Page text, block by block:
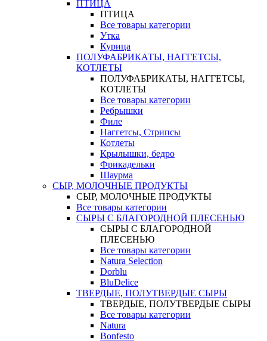
ПТИЦА
ПТИЦА
Все товары категории
Утка
Курица
ПОЛУФАБРИКАТЫ, НАГГЕТСЫ,
КОТЛЕТЫ
ПОЛУФАБРИКАТЫ, НАГГЕТСЫ,
КОТЛЕТЫ
Все товары категории
Ребрышки
Филе
Наггетсы, Стрипсы
Котлеты
Крылышки, бедро
Фрикадельки
Шаурма
СЫР, МОЛОЧНЫЕ ПРОДУКТЫ
СЫР, МОЛОЧНЫЕ ПРОДУКТЫ
Все товары категории
СЫРЫ С БЛАГОРОДНОЙ ПЛЕСЕНЬЮ
СЫРЫ С БЛАГОРОДНОЙ
ПЛЕСЕНЬЮ
Все товары категории
Natura Selection
Dorblu
BluDelice
ТВЕРДЫЕ, ПОЛУТВЕРДЫЕ СЫРЫ
ТВЕРДЫЕ, ПОЛУТВЕРДЫЕ СЫРЫ
Все товары категории
Natura
Bonfesto